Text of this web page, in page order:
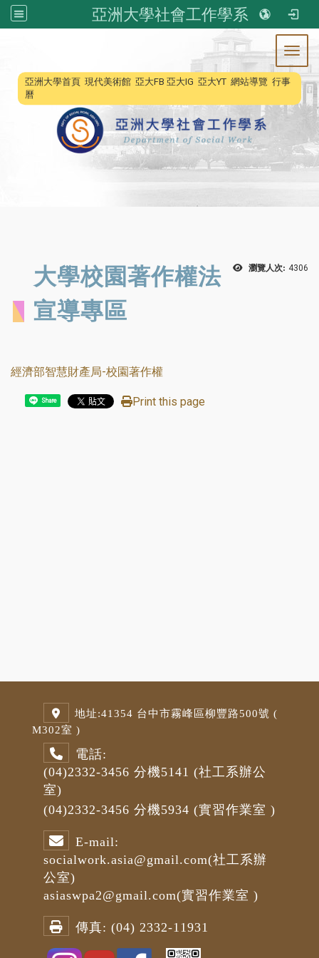
亞洲大學社會工作學系
::: 亞洲大學首頁 現代美術館 亞大FB 亞大IG 亞大YT 網站導覽 行事
曆
瀏覽人次: 4306
大學校園著作權法
宣導專區
經濟部智慧財產局-校園著作權
Share Print this page
地址:41354 台中市霧峰區柳豐路500號 (
M302室 )
電話:
(04)2332-3456 分機5141 (社工系辦公
室)
(04)2332-3456 分機5934 (實習作業室 )
E-mail:
socialwork.asia@gmail.com(社工系辦
公室)
asiaswpa2@gmail.com(實習作業室 )
傳真: (04) 2332-11931